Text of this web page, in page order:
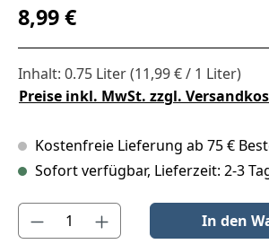
Regulärer Preis:
8,99 €
Inhalt: 0.75 Liter(11,99 € / 1 Liter)
Preise inkl. MwSt. zzgl.
Kostenfreie Lieferung ab 75 €
Sofort verfügbar, Lieferzeit: 2-3
Produkt Anzahl: Gib den gewünschten
In den